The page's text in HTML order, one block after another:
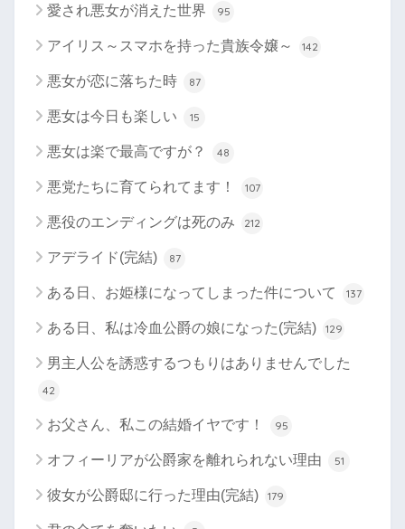
愛され悪女が消えた世界 95
アイリス～スマホを持った貴族令嬢～ 142
悪女が恋に落ちた時 87
悪女は今日も楽しい 15
悪女は楽で最高ですが？ 48
悪党たちに育てられてます！ 107
悪役のエンディングは死のみ 212
アデライド(完結) 87
ある日、お姫様になってしまった件について 137
ある日、私は冷血公爵の娘になった(完結) 129
男主人公を誘惑するつもりはありませんでした
42
お父さん、私この結婚イヤです！ 95
オフィーリアが公爵家を離れられない理由 51
彼女が公爵邸に行った理由(完結) 179